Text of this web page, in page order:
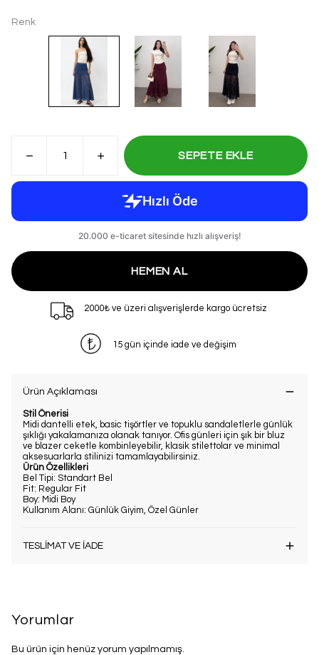
Renk
SEPETE EKLE
HEMEN AL
2000₺ ve üzeri alışverişlerde kargo ücretsiz
15 gün içinde iade ve değişim
Ürün Açıklaması
Stil Önerisi
Midi dantelli etek, basic tişörtler ve topuklu sandaletlerle günlük
şıklığı yakalamanıza olanak tanıyor. Ofis günleri için şık bir bluz
ve blazer ceketle kombinleyebilir, klasik stilettolar ve minimal
aksesuarlarla stilinizi tamamlayabilirsiniz.
Ürün Özellikleri
Bel Tipi: Standart Bel
Fit: Regular Fit
Boy: Midi Boy
Kullanım Alanı: Günlük Giyim, Özel Günler
TESLİMAT VE İADE
Yorumlar
Bu ürün için henüz yorum yapılmamış.